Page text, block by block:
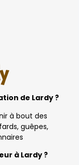
de Lardy ?
à bout des
guêpes,
à Lardy ?